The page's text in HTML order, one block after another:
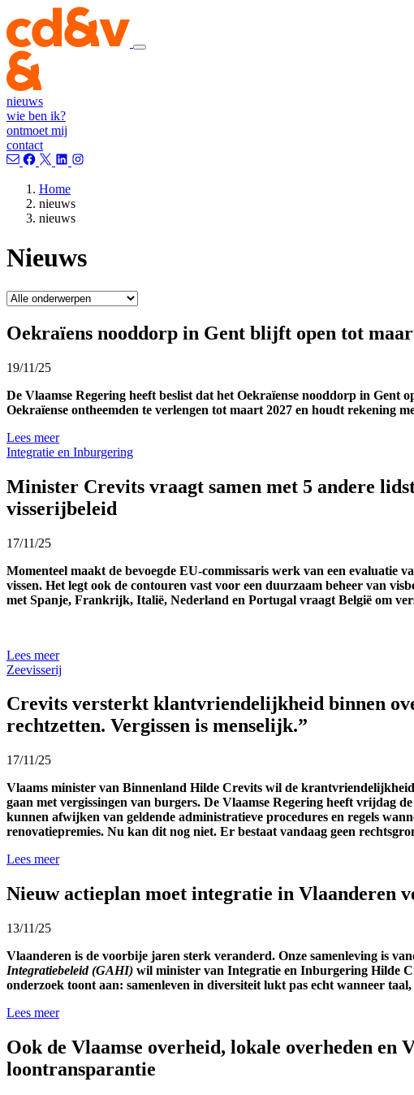
nieuws
wie ben ik?
ontmoet mij
contact
Home
nieuws
nieuws
Nieuws
Oekraïens nooddorp in Gent blijft open tot
19/11/25
De Vlaamse Regering heeft beslist dat het Oekraïense nooddorp in Gent
Oekraïense ontheemden te verlengen tot maart 2027 en houdt rekening
Lees meer
Integratie en Inburgering
Minister Crevits vraagt samen met 5 andere
visserijbeleid
17/11/25
Momenteel maakt de bevoegde EU-commissaris werk van een evaluatie
vissen. Het legt ook de contouren vast voor een duurzaam beheer van
met Spanje, Frankrijk, Italië, Nederland en Portugal vraagt België om
Lees meer
Zeevisserij
Crevits versterkt klantvriendelijkheid binnen
rechtzetten. Vergissen is menselijk.”
17/11/25
Vlaams minister van Binnenland Hilde Crevits wil de
gaan met vergissingen van burgers. De Vlaamse Regering heeft vrijdag
kunnen afwijken van geldende administratieve procedures en regels
renovatiepremies. Nu kan dit nog niet. Er bestaat vandaag geen
Lees meer
Nieuw actieplan moet integratie in Vlaanderen
13/11/25
Vlaanderen is de voorbije jaren sterk veranderd. Onze samenleving is
Integratiebeleid (GAHI) wil minister van Integratie en Inburgering Hilde
onderzoek toont aan: samenleven in diversiteit lukt pas echt wanneer
Lees meer
Ook de Vlaamse overheid, lokale overheden
loontransparantie